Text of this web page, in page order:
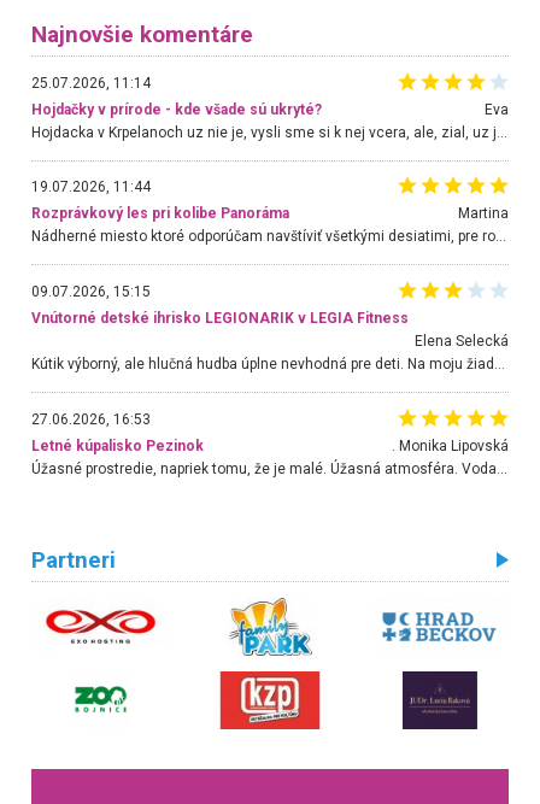
Najnovšie komentáre
25.07.2026, 11:14
Hojdačky v prírode - kde všade sú ukryté?
Eva
19.07.2026, 11:44
Rozprávkový les pri kolibe Panoráma
Martina
Nádherné miesto ktoré odporúčam navštíviť všetkými desiatimi, pre rodiny s deťmi, dôchodcom... Proste a jednoducho ozaj rozprávkový les.. určite ešte prídeme. Odniesli sme si na pamiatku krásne tričká,
09.07.2026, 15:15
Vnútorné detské ihrisko LEGIONARIK v LEGIA Fitness
Elena Selecká
Kútik výborný, ale hlučná hudba úplne nevhodná pre deti. Na moju žiadosť o aspoň sušenie nereagovali.
27.06.2026, 16:53
Letné kúpalisko Pezinok
. Monika Lipovská
Partneri